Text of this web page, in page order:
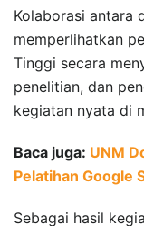
Kolaborasi antara
memperlihatkan
Tinggi secara
penelitian, dan
kegiatan nyata di
Baca juga: UNM
Pelatihan Google
Sebagai hasil